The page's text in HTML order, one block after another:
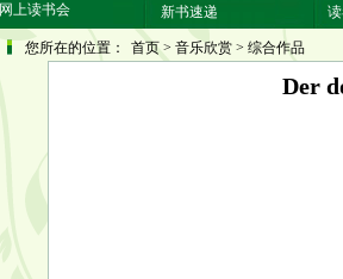
网上读书会 新书速递
您所在的位置： 首页 > 音乐欣赏 > 综合作品
Der